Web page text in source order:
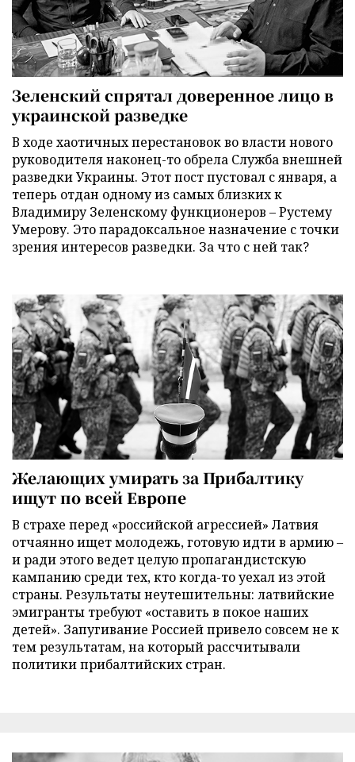
Зеленский спрятал доверенное лицо в
украинской разведке
В ходе хаотичных перестановок во власти нового
руководителя наконец-то обрела Служба внешней
разведки Украины. Этот пост пустовал с января, а
теперь отдан одному из самых близких к
Владимиру Зеленскому функционеров – Рустему
Умерову. Это парадоксальное назначение с точки
зрения интересов разведки. За что с ней так?
Желающих умирать за Прибалтику
ищут по всей Европе
В страхе перед «российской агрессией» Латвия
отчаянно ищет молодежь, готовую идти в армию –
и ради этого ведет целую пропагандистскую
кампанию среди тех, кто когда-то уехал из этой
страны. Результаты неутешительны: латвийские
эмигранты требуют «оставить в покое наших
детей». Запугивание Россией привело совсем не к
тем результатам, на который рассчитывали
политики прибалтийских стран.